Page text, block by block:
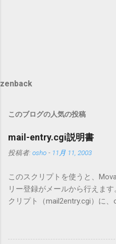
zenback
このブログの人気の投稿
mail-entry.cgi説明書
投稿者: osho - 11月 11, 2003
このスクリプトを使うと、
リー登録がメールから行えま
クリプト（mail2entry.cgi）に
ーも出来ます。 バージョン
っています。0.5.2までは